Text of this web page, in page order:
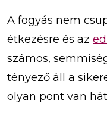
A fogyás nem
étkezésre és az
számos,
tényező áll a
olyan pont van